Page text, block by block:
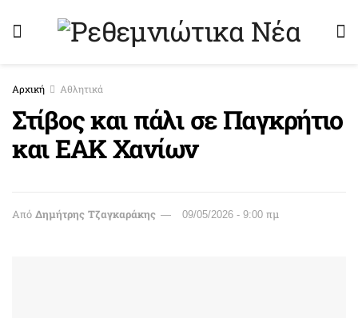
Αρχική Αθλητικά
Στίβος και πάλι σε Παγκρήτιο
και ΕΑΚ Χανίων
Από Δημήτρης Τζαγκαράκης 09/05/2026 - 9:00 πμ